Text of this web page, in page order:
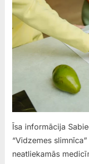
Īsa informācija
“Vidzemes
neatliekamās